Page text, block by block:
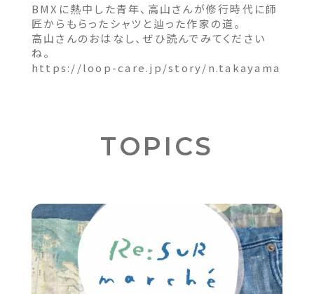
BMXに熱中した青年、高山さんが修行時代に師
匠からもらったシャツと辿った作家の道。
高山さんのおはなし、ぜひ読んでみてください
ね。
https://loop-care.jp/story/n.takayama
TOPICS